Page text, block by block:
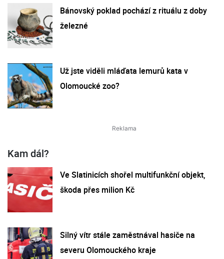
Bánovský poklad pochází z rituálu z doby
železné
Už jste viděli mláďata lemurů kata v
Olomoucké zoo?
Kam dál?
Ve Slatinicích shořel multifunkční objekt,
škoda přes milion Kč
Silný vítr stále zaměstnával hasiče na
severu Olomouckého kraje